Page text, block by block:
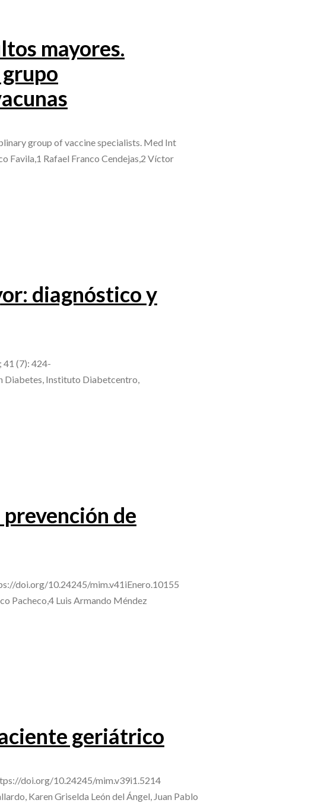
mayores.
group of vaccine specialists. Med Int
Favila,1 Rafael Franco Cendejas,2 Víctor
diagnóstico y
41 (7): 424-
Diabetes, Instituto Diabetcentro,
de
doi.org/10.24245/mim.v41iEnero.10155
Pacheco,4 Luis Armando Méndez
geriátrico
doi.org/10.24245/mim.v39i1.5214
Karen Griselda León del Ángel, Juan Pablo